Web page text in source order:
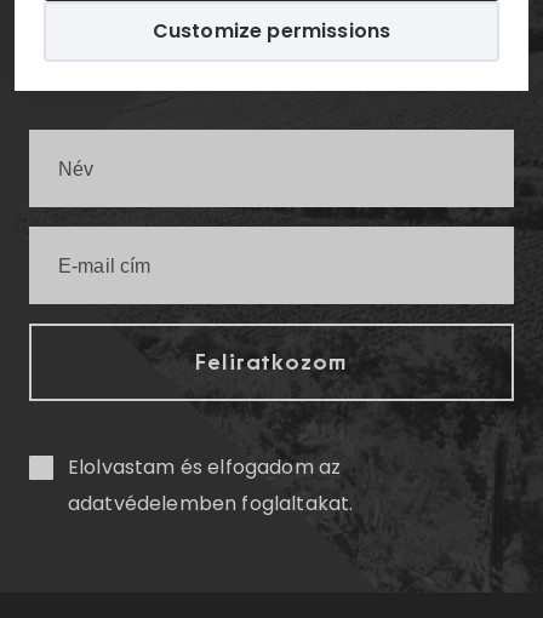
Customize permissions
Értesüljön elsőként a legfrissebb villányi
infókról!
Elolvastam és elfogadom az
adatvédelemben foglaltakat.